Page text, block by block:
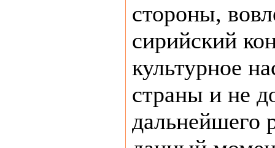
стороны,
сирийский
культурное
страны и не
дальнейшего